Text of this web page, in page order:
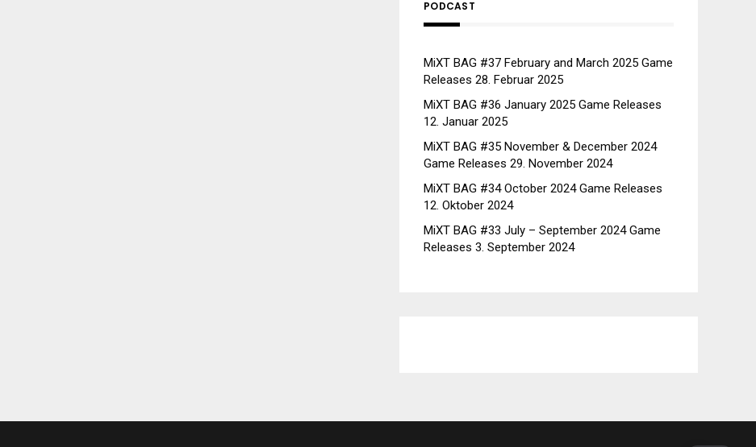
PODCAST
MiXT BAG #37 February and March 2025 Game
Releases 28. Februar 2025
MiXT BAG #36 January 2025 Game Releases
12. Januar 2025
MiXT BAG #35 November & December 2024
Game Releases 29. November 2024
MiXT BAG #34 October 2024 Game Releases
12. Oktober 2024
MiXT BAG #33 July – September 2024 Game
Releases 3. September 2024